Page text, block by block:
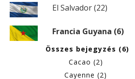
El Salvador (22)
Francia Guyana (6)
Összes bejegyzés (6)
Cacao (2)
Cayenne (2)